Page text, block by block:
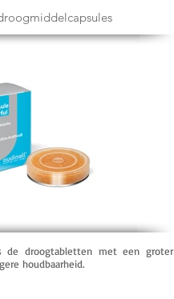
de droogtabletten met een groter
houdbaarheid.